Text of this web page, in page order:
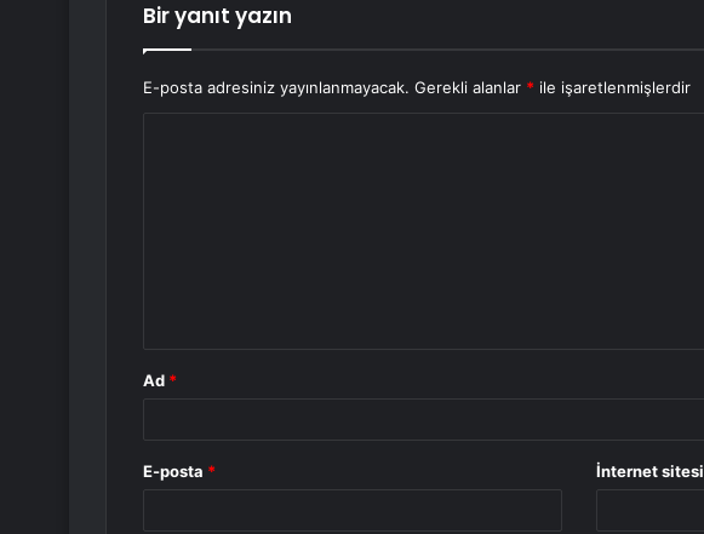
Bir yanıt yazın
E-posta adresiniz yayınlanmayacak. Gerekli alanlar * ile işaretlenmişlerdir
Ad *
E-posta * İnternet sitesi